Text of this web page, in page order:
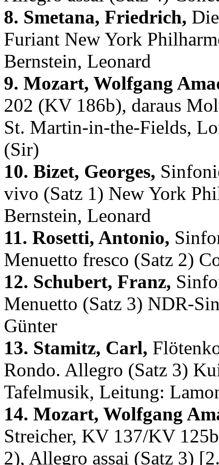
8. Smetana, Friedrich,
Furiant New York
Bernstein, Leonard
9. Mozart, Wolfgang
202 (KV 186b), daraus
St. Martin-in-the-Fields,
(Sir)
10. Bizet, Georges,
vivo (Satz 1) New York
Bernstein, Leonard
11. Rosetti, Antonio,
Menuetto fresco (Satz 2)
12. Schubert, Franz,
Menuetto (Satz 3) NDR-
Günter
13. Stamitz, Carl,
Rondo. Allegro (Satz 3)
Tafelmusik, Leitung:
14. Mozart, Wolfgang
Streicher, KV 137/KV
2), Allegro assai (Satz 3)